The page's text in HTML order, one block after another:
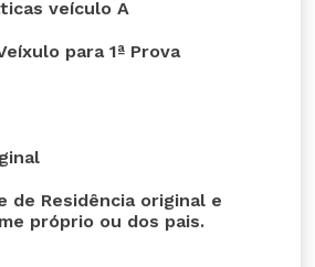
veículo A
para 1ª Prova
de Residência original e
próprio ou dos pais.